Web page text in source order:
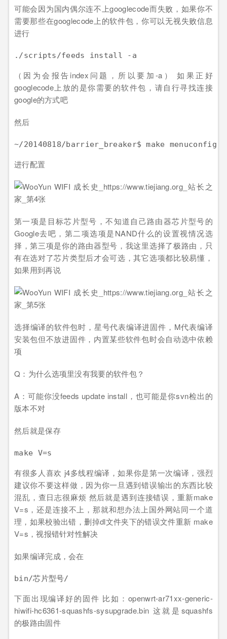
可能会因为国内偶尔连不上googlecode而失败，如果你不
需要那些在googlecode上的软件包，你可以无视失败信息
进行
（因为会报告index问题，所以要加-a） 如果正好
googlecode上放的是你需要的软件包，请自行寻找连接
google的方式吧
然后
进行配置
第一项是目标芯片型号，不知道自己路由器芯片型号的
Google去吧，第二项选项是NAND什么的设置视情况选
择，第三项是你的路由器型号，我这里选择了极路由，只
有在选对了芯片类型后才会可选，其它选项都比较易懂，
如果用到再说
选择编译的软件包时，星号代表编译进固件，M代表编译
安装包但不放进固件，内置某些软件包时会自动选中依赖
项
Q：为什么选项里没有我要的软件包？
A：可能你没feeds update install，也可能是你svn检出的
版本不对
然后就是保存
有很多人喜欢 j4多线程编译，如果你是第一次编译，强烈
建议你不要这样做，因为你一旦遇到错误输出的东西比较
混乱，查日志很麻烦 然后就是遇到连接错误，重新make
V=s，还是连接不上，那就和想办法上国外网站同一个道
理，如果校验出错，删掉dl文件夹下的错误文件重新 make
V=s，视报错针对性解决
如果编译完成，会在
下面出现编译好的固件 比如：openwrt-ar71xx-generic-
hiwifi-hc6361-squashfs-sysupgrade.bin 这就是squashfs
的极路由固件